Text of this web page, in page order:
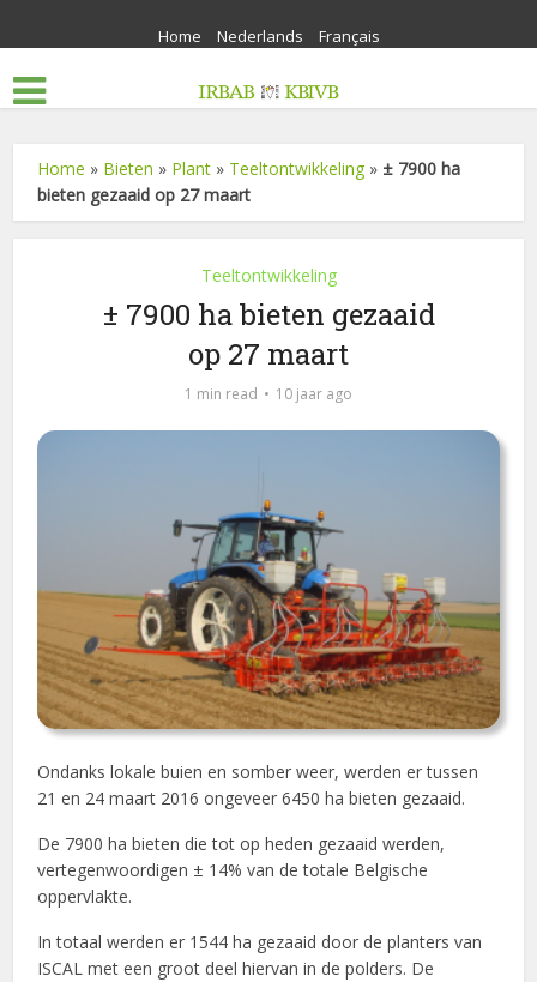
Home Nederlands Français
Home » Bieten » Plant » Teeltontwikkeling » ± 7900 ha
bieten gezaaid op 27 maart
Teeltontwikkeling
± 7900 ha bieten gezaaid
op 27 maart
1 min read 10 jaar ago
Ondanks lokale buien en somber weer, werden er tussen
21 en 24 maart 2016 ongeveer 6450 ha bieten gezaaid.
De 7900 ha bieten die tot op heden gezaaid werden,
vertegenwoordigen ± 14% van de totale Belgische
oppervlakte.
In totaal werden er 1544 ha gezaaid door de planters van
ISCAL met een groot deel hiervan in de polders. De